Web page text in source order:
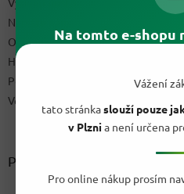
Na tomto e-shopu
Vážení
tato stránkaslouží pouze
v Plznia není určena
Pro online nákup prosím
Napište nám
Ochrana osobních údajů GDPR
Hodnocení obchodu
Podmínky uplatnění práv z vadného
Velkoobchod
Přijímáme online platby